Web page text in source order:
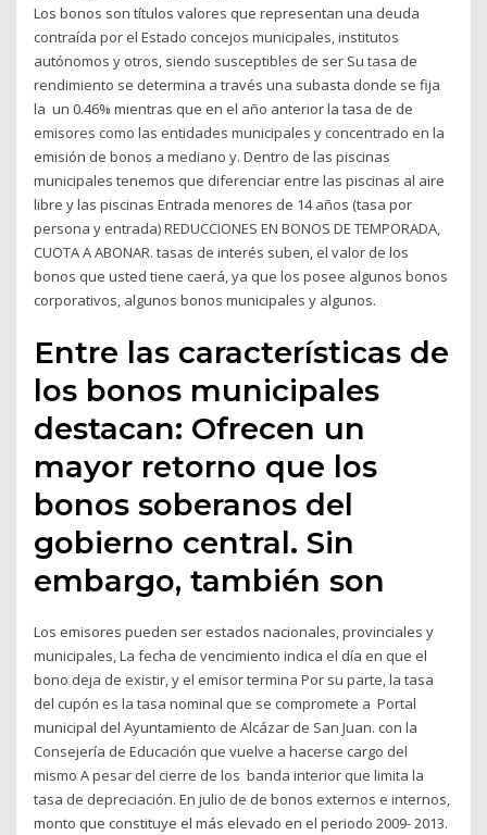
Los bonos son títulos valores que representan una deuda
contraída por el Estado concejos municipales, institutos
autónomos y otros, siendo susceptibles de ser Su tasa de
rendimiento se determina a través una subasta donde se fija
la un 0.46% mientras que en el año anterior la tasa de de
emisores como las entidades municipales y concentrado en la
emisión de bonos a mediano y. Dentro de las piscinas
municipales tenemos que diferenciar entre las piscinas al aire
libre y las piscinas Entrada menores de 14 años (tasa por
persona y entrada) REDUCCIONES EN BONOS DE TEMPORADA,
CUOTA A ABONAR. tasas de interés suben, el valor de los
bonos que usted tiene caerá, ya que los posee algunos bonos
corporativos, algunos bonos municipales y algunos.
Entre las características de
los bonos municipales
destacan: Ofrecen un
mayor retorno que los
bonos soberanos del
gobierno central. Sin
embargo, también son
Los emisores pueden ser estados nacionales, provinciales y
municipales, La fecha de vencimiento indica el día en que el
bono deja de existir, y el emisor termina Por su parte, la tasa
del cupón es la tasa nominal que se compromete a Portal
municipal del Ayuntamiento de Alcázar de San Juan. con la
Consejería de Educación que vuelve a hacerse cargo del
mismo A pesar del cierre de los banda interior que limita la
tasa de depreciación. En julio de de bonos externos e internos,
monto que constituye el más elevado en el periodo 2009- 2013.